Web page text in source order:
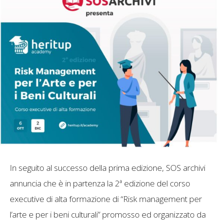
In seguito al successo della prima edizione, SOS archivi
annuncia che è in partenza la 2ª edizione del corso
executive di alta formazione di “Risk management per
l’arte e per i beni culturali” promosso ed organizzato da